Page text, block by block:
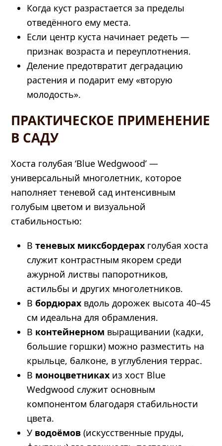
Когда куст разрастается за пределы
отведённого ему места.
Если центр куста начинает редеть —
признак возраста и переуплотнения.
Деление предотвратит деградацию
растения и подарит ему «вторую
молодость».
ПРАКТИЧЕСКОЕ ПРИМЕНЕНИЕ
В САДУ
Хоста голубая ‘Blue Wedgwood’ —
универсальный многолетник, которое
наполняет теневой сад интенсивным
голубым цветом и визуальной
стабильностью:
Втеневых миксбордерах голубая хоста
служит контрастным якорем среди
ажурной листвы папоротников,
астильбы и других многолетников.
Вбордюрах вдоль дорожек высота 40–45
см идеальна для обрамления.
В контейнерном выращивании (кадки,
большие горшки) можно разместить на
крыльце, балконе, в углубления террас.
В моноцветниках из хост Blue
Wedgwood служит основным
компонентом благодаря стабильности
цвета.
У водоёмов (искусственные пруды,